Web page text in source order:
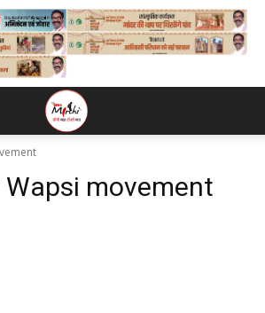
Wapsi movement